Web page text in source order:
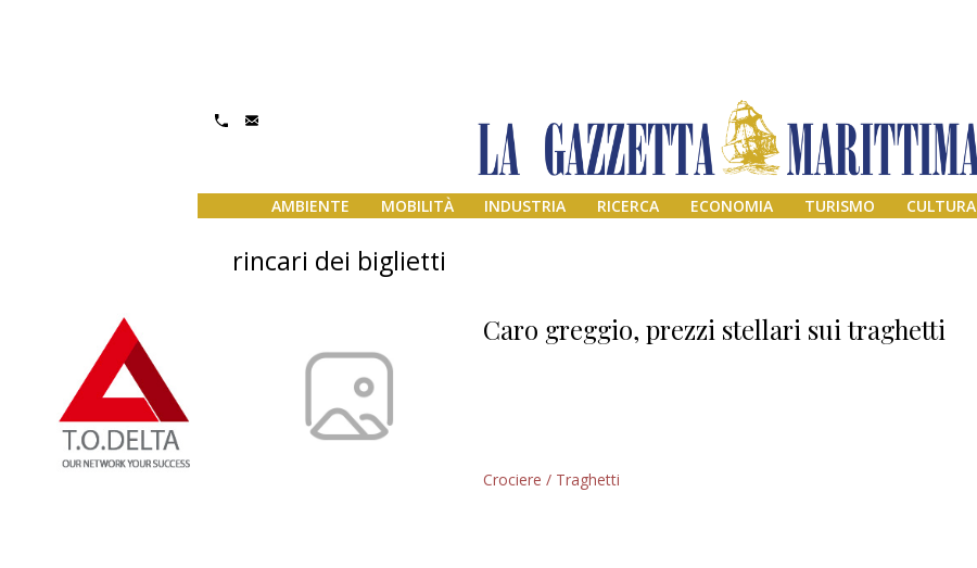
AMBIENTE MOBILITÀ INDUSTRIA RICERCA ECONOMIA TURISMO CULTURA
rincari dei biglietti
Caro greggio, prezzi stellari sui traghetti
Crociere / Traghetti